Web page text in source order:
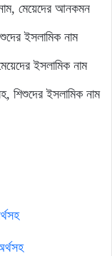
মেয়েদের আনকমন
ইসলামিক নাম
ইসলামিক নাম
শিশুদের ইসলামিক নাম